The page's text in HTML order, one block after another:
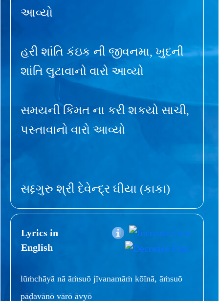
આવ્યો
હરી શાંતિ કંઇક ની જીવનમા, ખુદની
શાંતિ લુટાવાનો વારો આવ્યો
સમયની કિંમત ના કરી શકયો સાચી,
પસ્તાવાનો વારો આવ્યો
સદ્દગુરુ શ્રી દેવેન્દ્ર ઘીયા (કાકા)
Lyrics in
English
lūṁchāyā nā āṁsuō jīvanamāṁ kōīnā, āṁsuō
pāḍavānō vārō āvyō